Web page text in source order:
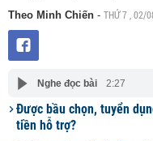
Theo Minh Chiến - THỨ 7 , 02/
Nghe đọc bài 2:27
Được bầu chọn, tuyển
tiền hỗ trợ?